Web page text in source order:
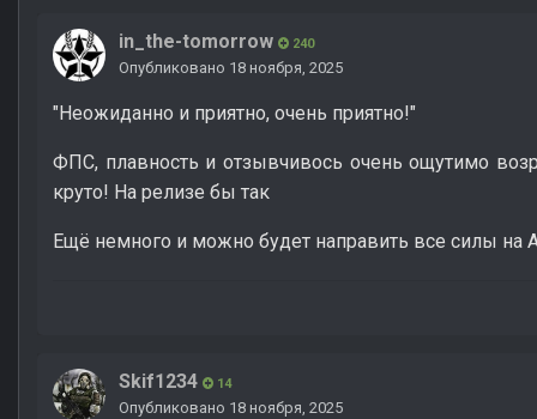
in_the-tomorrow 240
Опубликовано 18 ноября, 2025
"Неожиданно и приятно, очень приятно!"
ФПС, плавность и отзывчивось очень ощутимо
круто! На релизе бы так
Ещё немного и можно будет направить все силы на
Skif1234 14
Опубликовано 18 ноября, 2025